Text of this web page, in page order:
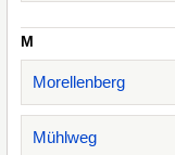
M
Morellenberg
Mühlweg